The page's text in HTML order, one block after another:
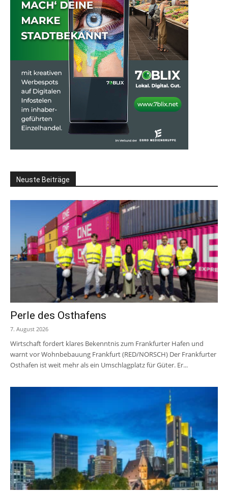
Neuste Beiträge
Perle des Osthafens
7. August 2026
Wirtschaft fordert klares Bekenntnis zum Frankfurter Hafen und
warnt vor Wohnbebauung Frankfurt (RED/NORSCH) Der Frankfurter
Osthafen ist weit mehr als ein Umschlagplatz für Güter. Er...